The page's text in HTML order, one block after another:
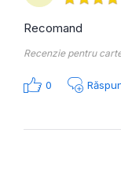
Recomand
Recenzie pentru
0